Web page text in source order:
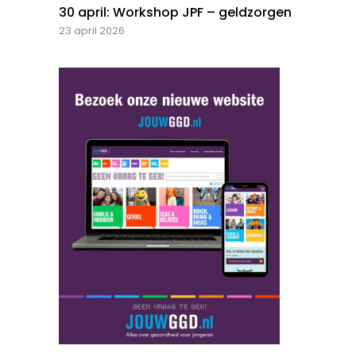
30 april: Workshop JPF – geldzorgen
23 april 2026